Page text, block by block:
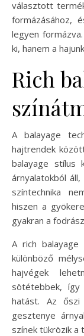
választott
formázásához,
legyen
ki, hanem a
Rich
A balayage
hajtrendek
balayage stílus
árnyalatokból
színtechnika
hiszen a
gyakran a
A rich balayage
különböző
hajvégek
sötétebbek, így
hatást. Az
gesztenye
színek tükrözik